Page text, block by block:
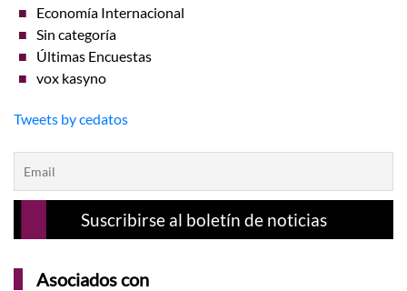
Economía Internacional
Sin categoría
Últimas Encuestas
vox kasyno
Tweets by cedatos
Asociados con